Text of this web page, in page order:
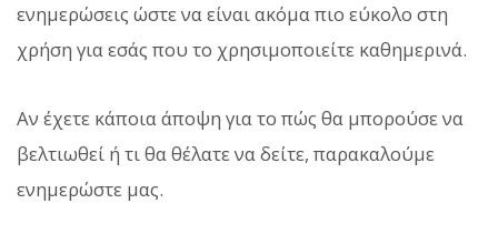
ενημερώσεις ώστε να είναι ακόμα πιο εύκολο στη
χρήση για εσάς που το χρησιμοποιείτε καθημερινά.
Αν έχετε κάποια άποψη για το πώς θα μπορούσε να
βελτιωθεί ή τι θα θέλατε να δείτε, παρακαλούμε
ενημερώστε μας.